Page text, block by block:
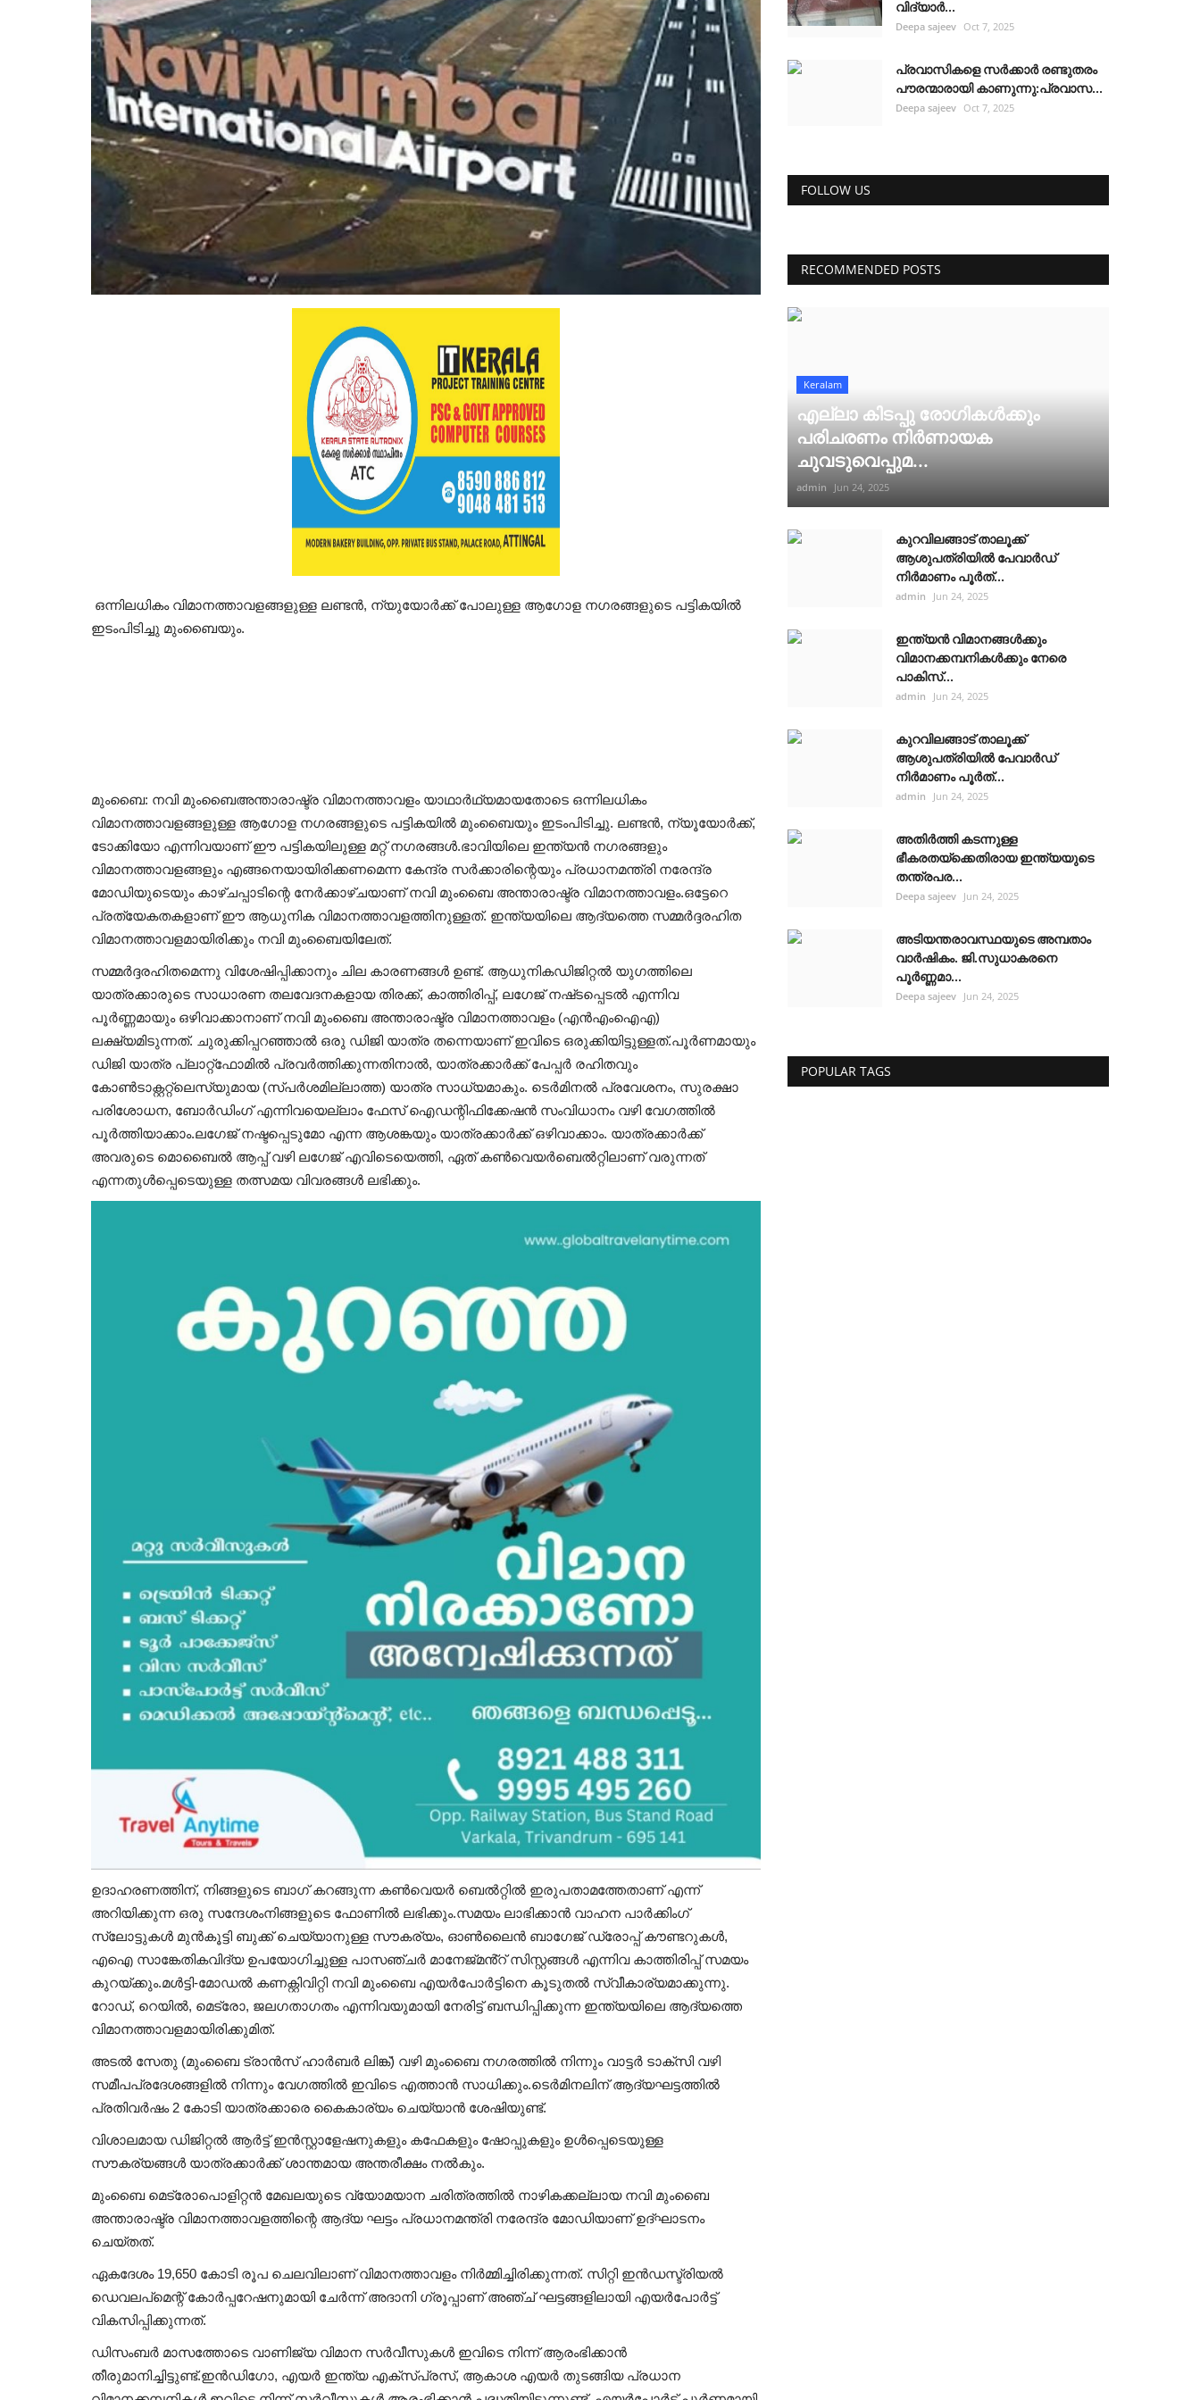
ഒന്നിലധികം വിമാനത്താവളങ്ങളുള്ള ലണ്ടൻ, ന്യുയോർക്ക് പോലുള്ള ആഗോള നഗരങ്ങളുടെ പട്ടികയിൽ
ഇടംപിടിച്ചു മുംബൈയും.
മുംബൈ: നവി മുംബൈഅന്താരാഷ്ട്ര വിമാനത്താവളം യാഥാർഥ്യമായതോടെ ഒന്നിലധികം
വിമാനത്താവളങ്ങളുള്ള ആഗോള നഗരങ്ങളുടെ പട്ടികയിൽ മുംബൈയും ഇടംപിടിച്ചു. ലണ്ടൻ, ന്യൂയോർക്ക്,
ടോക്കിയോ എന്നിവയാണ് ഈ പട്ടികയിലുള്ള മറ്റ് നഗരങ്ങൾ.ഭാവിയിലെ ഇന്ത്യൻ നഗരങ്ങളും
വിമാനത്താവളങ്ങളും എങ്ങനെയായിരിക്കണമെന്ന കേന്ദ്ര സർക്കാരിന്റെയും പ്രധാനമന്ത്രി നരേന്ദ്ര
മോഡിയുടെയും കാഴ്ചപ്പാടിന്റെ നേർക്കാഴ്‌ചയാണ് നവി മുംബൈ അന്താരാഷ്ട്ര വിമാനത്താവളം.ഒട്ടേറെ
പ്രത്യേകതകളാണ് ഈ ആധുനിക വിമാനത്താവളത്തിനുള്ളത്. ഇന്ത്യയിലെ ആദ്യത്തെ സമ്മർദ്ദരഹിത
വിമാനത്താവളമായിരിക്കും നവി മുംബൈയിലേത്.
സമ്മർദ്ദരഹിതമെന്നു വിശേഷിപ്പിക്കാനും ചില കാരണങ്ങൾ ഉണ്ട്. ആധുനികഡിജിറ്റൽ യുഗത്തിലെ
യാത്രക്കാരുടെ സാധാരണ തലവേദനകളായ തിരക്ക്, കാത്തിരിപ്പ്, ലഗേജ് നഷ്‌ടപ്പെടൽ എന്നിവ
പൂർണ്ണമായും ഒഴിവാക്കാനാണ് നവി മുംബൈ അന്താരാഷ്ട്ര വിമാനത്താവളം (എൻഎംഐഎ)
ലക്ഷ്യമിടുന്നത്. ചുരുക്കിപ്പറഞ്ഞാൽ ഒരു ഡിജി യാത്ര തന്നെയാണ് ഇവിടെ ഒരുക്കിയിട്ടുള്ളത്.പൂർണമായും
ഡിജി യാത്ര പ്ലാറ്റ്ഫോമിൽ പ്രവർത്തിക്കുന്നതിനാൽ, യാത്രക്കാർക്ക് പേപ്പർ രഹിതവും
കോൺടാക്റ്ററ്റ്ലെസ്യുമായ (സ്പർശമില്ലാത്ത) യാത്ര സാധ്യമാകും. ടെർമിനൽ പ്രവേശനം, സുരക്ഷാ
പരിശോധന, ബോർഡിംഗ് എന്നിവയെല്ലാം ഫേസ് ഐഡന്റിഫിക്കേഷൻ സംവിധാനം വഴി വേഗത്തിൽ
പൂർത്തിയാക്കാം.ലഗേജ് നഷ്ടപ്പെടുമോ എന്ന ആശങ്കയും യാത്രക്കാർക്ക് ഒഴിവാക്കാം. യാത്രക്കാർക്ക്
അവരുടെ മൊബൈൽ ആപ്പ് വഴി ലഗേജ് എവിടെയെത്തി, ഏത് കൺവെയർബെൽറ്റിലാണ് വരുന്നത്
എന്നതുൾപ്പെടെയുള്ള തത്സമയ വിവരങ്ങൾ ലഭിക്കും.
ഉദാഹരണത്തിന്, നിങ്ങളുടെ ബാഗ് കറങ്ങുന്ന കൺവെയർ ബെൽറ്റിൽ ഇരുപതാമത്തേതാണ് എന്ന്
അറിയിക്കുന്ന ഒരു സന്ദേശംനിങ്ങളുടെ ഫോണിൽ ലഭിക്കും.സമയം ലാഭിക്കാൻ വാഹന പാർക്കിംഗ്
സ്ലോട്ടുകൾ മുൻകൂട്ടി ബുക്ക് ചെയ്യാനുള്ള സൗകര്യം, ഓൺലൈൻ ബാഗേജ് ഡ്രോപ്പ് കൗണ്ടറുകൾ,
എഐ സാങ്കേതികവിദ്യ ഉപയോഗിച്ചുള്ള പാസഞ്ചർ മാനേജ്‌മൻ്റ് സിസ്റ്റങ്ങൾ എന്നിവ കാത്തിരിപ്പ് സമയം
കുറയ്ക്കും.മൾട്ടി-മോഡൽ കണക്റ്റിവിറ്റി നവി മുംബൈ എയർപോർട്ടിനെ കൂടുതൽ സ്വീകാര്യമാക്കുന്നു.
റോഡ്, റെയിൽ, മെട്രോ, ജലഗതാഗതം എന്നിവയുമായി നേരിട്ട് ബന്ധിപ്പിക്കുന്ന ഇന്ത്യയിലെ ആദ്യത്തെ
വിമാനത്താവളമായിരിക്കുമിത്.
അടൽ സേതു (മുംബൈ ട്രാൻസ് ഹാർബർ ലിങ്ക്) വഴി മുംബൈ നഗരത്തിൽ നിന്നും വാട്ടർ ടാക്സി വഴി
സമീപപ്രദേശങ്ങളിൽ നിന്നും വേഗത്തിൽ ഇവിടെ എത്താൻ സാധിക്കും.ടെർമിനലിന് ആദ്യഘട്ടത്തിൽ
പ്രതിവർഷം 2 കോടി യാത്രക്കാരെ കൈകാര്യം ചെയ്യാൻ ശേഷിയുണ്ട്.
വിശാലമായ ഡിജിറ്റൽ ആർട്ട് ഇൻസ്റ്റാളേഷനുകളും കഫേകളും ഷോപ്പുകളും ഉൾപ്പെടെയുള്ള
സൗകര്യങ്ങൾ യാത്രക്കാർക്ക് ശാന്തമായ അന്തരീക്ഷം നൽകും.
മുംബൈ മെട്രോപൊളിറ്റൻ മേഖലയുടെ വ്യോമയാന ചരിത്രത്തിൽ നാഴികക്കല്ലായ നവി മുംബൈ
അന്താരാഷ്ട്ര വിമാനത്താവളത്തിന്റെ ആദ്യ ഘട്ടം പ്രധാനമന്ത്രി നരേന്ദ്ര മോഡിയാണ് ഉദ്ഘാടനം
ചെയ്തത്.
ഏകദേശം 19,650 കോടി രൂപ ചെലവിലാണ് വിമാനത്താവളം നിർമ്മിച്ചിരിക്കുന്നത്. സിറ്റി ഇൻഡസ്ട്രിയൽ
ഡെവലപ്മെന്റ് കോർപ്പറേഷനുമായി ചേർന്ന് അദാനി ഗ്രൂപ്പാണ് അഞ്ച് ഘട്ടങ്ങളിലായി എയർപോർട്ട്
വികസിപ്പിക്കുന്നത്.
ഡിസംബർ മാസത്തോടെ വാണിജ്യ വിമാന സർവീസുകൾ ഇവിടെ നിന്ന് ആരംഭിക്കാൻ
തീരുമാനിച്ചിട്ടുണ്ട്.ഇൻഡിഗോ, എയർ ഇന്ത്യ എക്സ്പ്രസ്, ആകാശ എയർ തുടങ്ങിയ പ്രധാന
വിദ്യാർ...
Deepa sajeev Oct 7, 2025
പ്രവാസികളെ സർക്കാർ രണ്ടുതരം
പൗരന്മാരായി കാണുന്നു:പ്രവാസ...
Deepa sajeev Oct 7, 2025
FOLLOW US
RECOMMENDED POSTS
Keralam
എല്ലാ കിടപ്പു രോഗികൾക്കും
പരിചരണം നിർണായക
ചുവടുവെപ്പുമ...
admin Jun 24, 2025
കുറവിലങ്ങാട് താലൂക്ക്
ആശുപത്രിയിൽ പേവാർഡ്
നിർമാണം പൂർത്...
admin Jun 24, 2025
ഇന്ത്യൻ വിമാനങ്ങൾക്കും
വിമാനക്കമ്പനികൾക്കും നേരെ
പാകിസ്...
admin Jun 24, 2025
കുറവിലങ്ങാട് താലൂക്ക്
ആശുപത്രിയിൽ പേവാർഡ്
നിർമാണം പൂർത്...
admin Jun 24, 2025
അതിർത്തി കടന്നുള്ള
ഭീകരതയ്ക്കെതിരായ ഇന്ത്യയുടെ
തന്ത്രപര...
Deepa sajeev Jun 24, 2025
അടിയന്തരാവസ്ഥയുടെ അമ്പതാം
വാർഷികം. ജി.സുധാകരനെ
പൂർണ്ണമാ...
Deepa sajeev Jun 24, 2025
POPULAR TAGS